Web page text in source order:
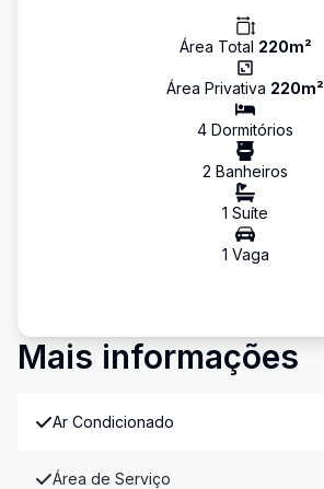
Área Total 220m²
Área Privativa 220m²
4 Dormitórios
2 Banheiros
1 Suíte
1 Vaga
Mais informações
Ar Condicionado
Área de Serviço